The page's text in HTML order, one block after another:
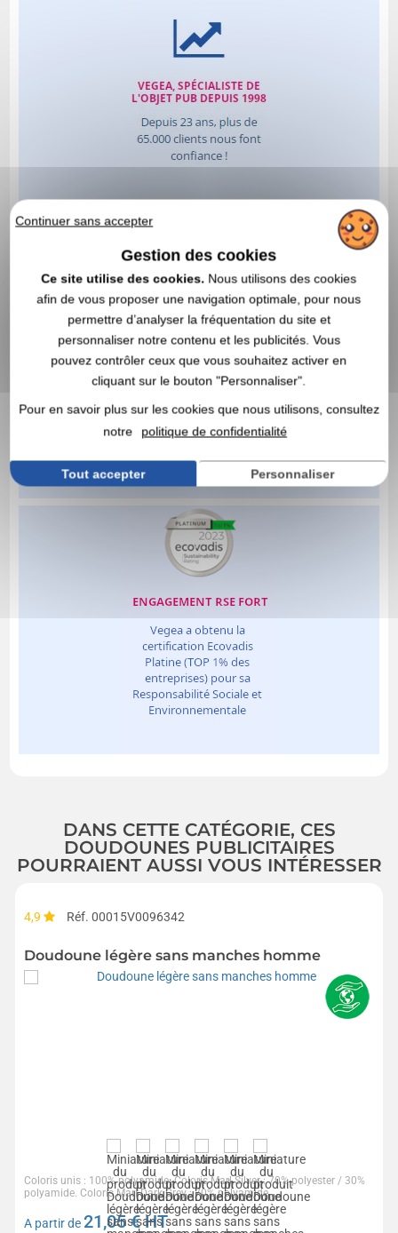
DANS CETTE CATÉGORIE, CES
DOUDOUNES PUBLICITAIRES
POURRAIENT AUSSI VOUS INTÉRESSER
4,9 Réf. 00015V0096342
Doudoune légère sans manches homme
Coloris unis : 100% polyamide. Coloris Marl Silver : 70% polyester / 30%
polyamide. Coloris Marl Dark Grey : 70% polyamide...
A partir de21,05€ HT
Continuer sans accepter
Gestion des cookies
Ce site utilise des cookies. Nous utilisons des cookies
afin de vous proposer une navigation optimale, pour nous
permettre d’analyser la fréquentation du site et
personnaliser notre contenu et les publicités. Vous
pouvez contrôler ceux que vous souhaitez activer en
cliquant sur le bouton "Personnaliser".
Pour en savoir plus sur les cookies que nous utilisons, consultez
notre
politique de confidentialité
Tout accepter Personnaliser